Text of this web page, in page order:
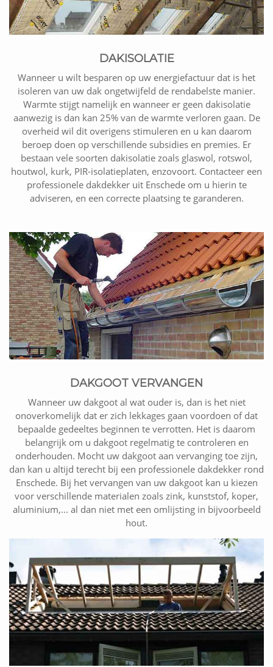
DAKISOLATIE
Wanneer u wilt besparen op uw energiefactuur dat is het
isoleren van uw dak ongetwijfeld de rendabelste manier.
Warmte stijgt namelijk en wanneer er geen dakisolatie
aanwezig is dan kan 25% van de warmte verloren gaan. De
overheid wil dit overigens stimuleren en u kan daarom
beroep doen op verschillende subsidies en premies. Er
bestaan vele soorten dakisolatie zoals glaswol, rotswol,
houtwol, kurk, PIR-isolatieplaten, enzovoort. Contacteer een
professionele dakdekker uit Enschede om u hierin te
adviseren, en een correcte plaatsing te garanderen.
DAKGOOT VERVANGEN
Wanneer uw dakgoot al wat ouder is, dan is het niet
onoverkomelijk dat er zich lekkages gaan voordoen of dat
bepaalde gedeeltes beginnen te verrotten. Het is daarom
belangrijk om u dakgoot regelmatig te controleren en
onderhouden. Mocht uw dakgoot aan vervanging toe zijn,
dan kan u altijd terecht bij een professionele dakdekker rond
Enschede. Bij het vervangen van uw dakgoot kan u kiezen
voor verschillende materialen zoals zink, kunststof, koper,
aluminium,... al dan niet met een omlijsting in bijvoorbeeld
hout.